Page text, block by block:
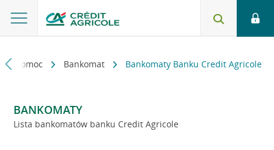
i pomoc Bankomat Bankomaty Banku Credit Agricole
BANKOMATY
Lista bankomatów banku Credit Agricole